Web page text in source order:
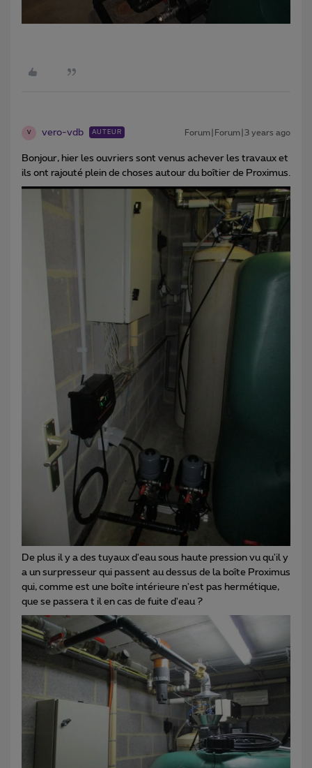
V vero-vdb AUTEUR Forum|Forum|3 years ago
Bonjour, hier les ouvriers sont venus achever les travaux et
ils ont rajouté plein de choses autour du boîtier de Proximus.
De plus il y a des tuyaux d'eau sous haute pression vu qu'il y
a un surpresseur qui passent au dessus de la boîte Proximus
qui, comme est une boîte intérieure n'est pas hermétique,
que se passera t il en cas de fuite d'eau ?